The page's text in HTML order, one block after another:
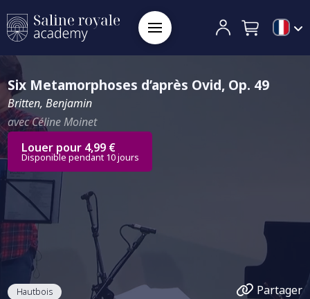
Six Metamorphoses d’après Ovid, Op. 49
Britten, Benjamin
avec Céline Moinet
Louer pour 4,99 €
Disponible pendant 10 jours
Hautbois
Partager